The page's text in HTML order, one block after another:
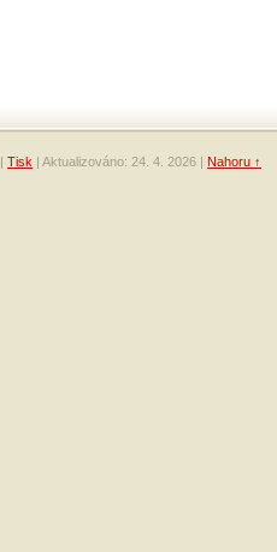
| Tisk | Aktualizováno: 24. 4. 2026 | Nahoru ↑